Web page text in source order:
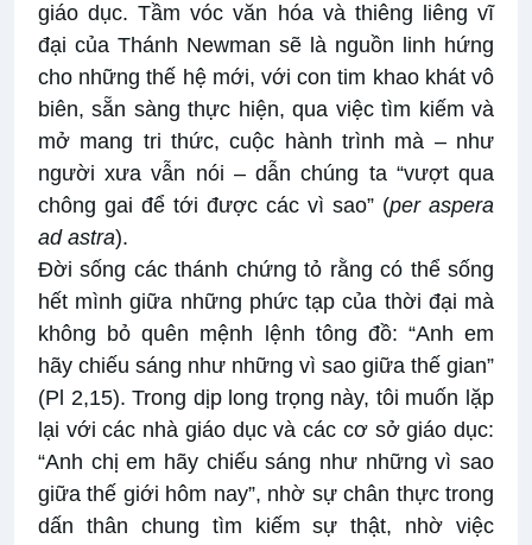
giáo dục. Tầm vóc văn hóa và thiêng liêng vĩ
đại của Thánh Newman sẽ là nguồn linh hứng
cho những thế hệ mới, với con tim khao khát vô
biên, sẵn sàng thực hiện, qua việc tìm kiếm và
mở mang tri thức, cuộc hành trình mà – như
người xưa vẫn nói – dẫn chúng ta “vượt qua
chông gai để tới được các vì sao” (per aspera
ad astra).
Đời sống các thánh chứng tỏ rằng có thể sống
hết mình giữa những phức tạp của thời đại mà
không bỏ quên mệnh lệnh tông đồ: “Anh em
hãy chiếu sáng như những vì sao giữa thế gian”
(Pl 2,15). Trong dịp long trọng này, tôi muốn lặp
lại với các nhà giáo dục và các cơ sở giáo dục:
“Anh chị em hãy chiếu sáng như những vì sao
giữa thế giới hôm nay”, nhờ sự chân thực trong
dấn thân chung tìm kiếm sự thật, nhờ việc